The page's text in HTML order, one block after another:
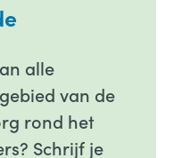
alle
van de
rond het
Schrijf je